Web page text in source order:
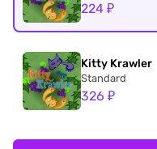
224 ₽
Kitty Krawler
Standard
326 ₽